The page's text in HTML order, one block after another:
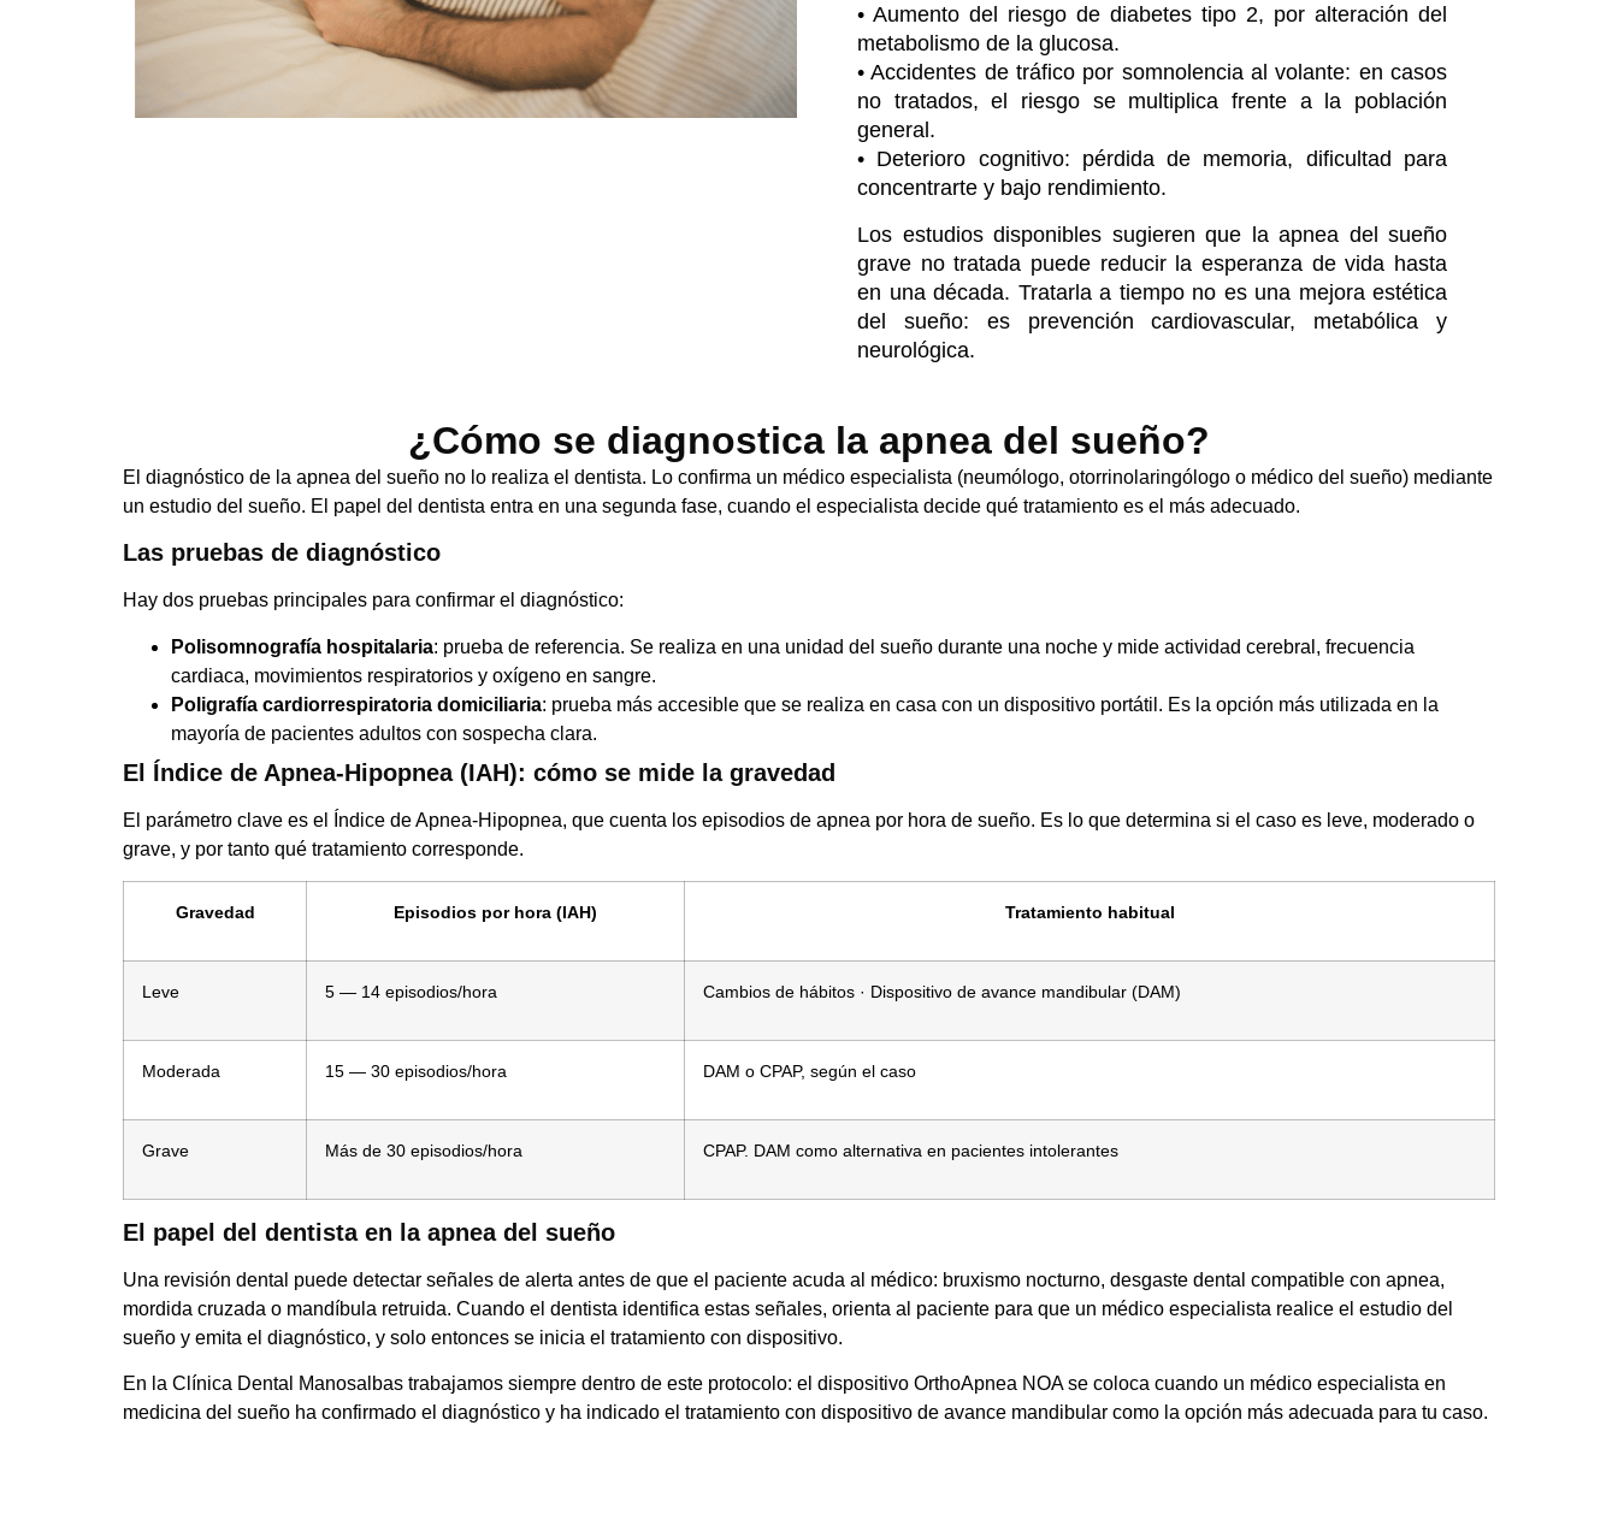
• Aumento del riesgo de diabetes tipo 2, por alteración del
metabolismo de la glucosa.
• Accidentes de tráfico por somnolencia al volante: en casos
no tratados, el riesgo se multiplica frente a la población
general.
• Deterioro cognitivo: pérdida de memoria, dificultad para
concentrarte y bajo rendimiento.
Los estudios disponibles sugieren que la apnea del sueño
grave no tratada puede reducir la esperanza de vida hasta
en una década. Tratarla a tiempo no es una mejora estética
del sueño: es prevención cardiovascular, metabólica y
neurológica.
¿Cómo se diagnostica la apnea del sueño?
El diagnóstico de la apnea del sueño no lo realiza el dentista. Lo confirma un médico especialista (neumólogo, otorrinolaringólogo o médico del sueño) mediante
un estudio del sueño. El papel del dentista entra en una segunda fase, cuando el especialista decide qué tratamiento es el más adecuado.
Las pruebas de diagnóstico
Hay dos pruebas principales para confirmar el diagnóstico:
Polisomnografía hospitalaria: prueba de referencia. Se realiza en una unidad del sueño durante una noche y mide actividad cerebral, frecuencia
cardiaca, movimientos respiratorios y oxígeno en sangre.
Poligrafía cardiorrespiratoria domiciliaria: prueba más accesible que se realiza en casa con un dispositivo portátil. Es la opción más utilizada en la
mayoría de pacientes adultos con sospecha clara.
El Índice de Apnea-Hipopnea (IAH): cómo se mide la gravedad
El parámetro clave es el Índice de Apnea-Hipopnea, que cuenta los episodios de apnea por hora de sueño. Es lo que determina si el caso es leve, moderado o
grave, y por tanto qué tratamiento corresponde.
Gravedad Episodios por hora (IAH) Tratamiento habitual
Leve 5 — 14 episodios/hora Cambios de hábitos · Dispositivo de avance mandibular (DAM)
Moderada 15 — 30 episodios/hora DAM o CPAP, según el caso
Grave Más de 30 episodios/hora CPAP. DAM como alternativa en pacientes intolerantes
El papel del dentista en la apnea del sueño
Una revisión dental puede detectar señales de alerta antes de que el paciente acuda al médico: bruxismo nocturno, desgaste dental compatible con apnea,
mordida cruzada o mandíbula retruida. Cuando el dentista identifica estas señales, orienta al paciente para que un médico especialista realice el estudio del
sueño y emita el diagnóstico, y solo entonces se inicia el tratamiento con dispositivo.
En la Clínica Dental Manosalbas trabajamos siempre dentro de este protocolo: el dispositivo OrthoApnea NOA se coloca cuando un médico especialista en
medicina del sueño ha confirmado el diagnóstico y ha indicado el tratamiento con dispositivo de avance mandibular como la opción más adecuada para tu caso.